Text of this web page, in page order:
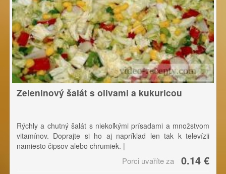
Zeleninový šalát s olivami a kukuricou
Rýchly a chutný šalát s niekoľkými prísadami a množstvom
vitamínov. Doprajte si ho aj napríklad len tak k televízii
namiesto čipsov alebo chrumiek. |
Pri krájaní sa riaďte pravidlom - čím tvrdšia ingrediencia,
Porci uvaříte za 0.14 €